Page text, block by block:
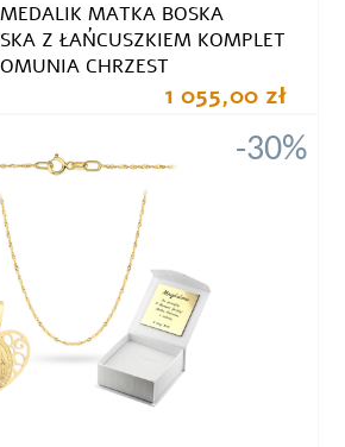
MATKA BOSKA
Z ŁAŃCUSZKIEM KOMPLET
CHRZEST
1 055,00 zł
-30%